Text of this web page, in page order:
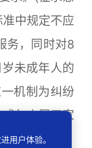
中规定不应
务，同时对8
未成年人的
机制为纠纷
年人冒用家
管盲区。
用户体验。